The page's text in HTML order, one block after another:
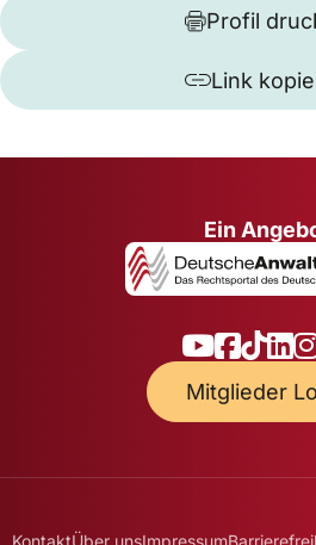
Profil
Link
Ein
Mitglieder
KontaktÜber unsImpressum